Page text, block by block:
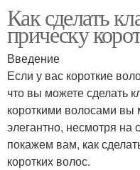
Как сделать
прическу
Введение
Если у вас короткие
что вы можете сделать
короткими волосами вы
элегантно, несмотря на
покажем вам, как
коротких волос.